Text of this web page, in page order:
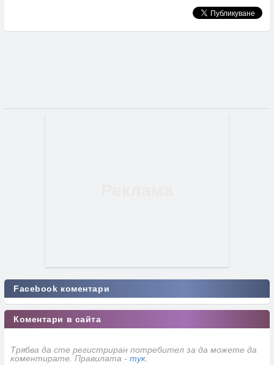
Facebook коментари
Коментари в сайта
Трябва да сте регистриран потребител за да можете да
коментирате. Правилата - тук